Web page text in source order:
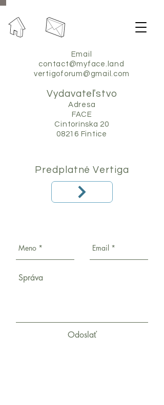
Email
contact@myface.land
vertigoforum@gmail.com
Vydavateľstvo
Adresa
FACE
Cintorínska 20
08216 Fintice
Predplatné Vertiga
Odoslať